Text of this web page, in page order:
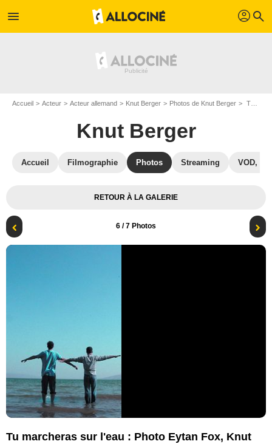
menu profil search
Accueil Acteur Acteur allemand Knut Berger Photos de Knut Berger Tu marcheras sur l'eau : Photo Eytan Fox, Knut Berger, Lior Ashkenazi
Knut Berger
Accueil Filmographie Photos Streaming VOD,
RETOUR À LA GALERIE
6 / 7 Photos
Tu marcheras sur l'eau : Photo Eytan Fox, Knut